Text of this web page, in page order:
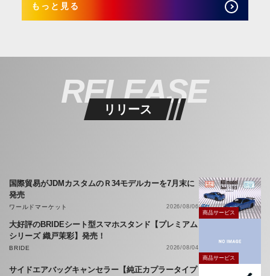
もっと見る
RELEASE
リリース
国際貿易がJDMカスタムのＲ34モデルカーを7月末に
発売
ワールドマーケット
2026/08/06
商品サービス
大好評のBRIDEシート型スマホスタンド【プレミアム
シリーズ 織戸茉彩】発売！
BRIDE
2026/08/04
商品サービス
サイドエアバッグキャンセラー【純正カプラータイプ